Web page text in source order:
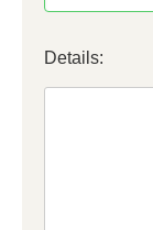
Details: